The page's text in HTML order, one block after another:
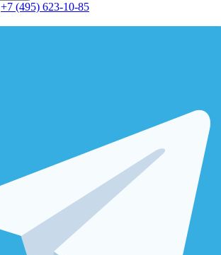
+7 (495) 623-10-85